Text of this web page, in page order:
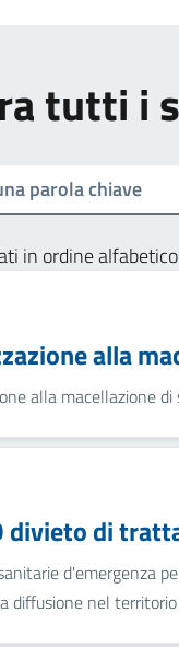
tutti i
in ordine alfabetico
alla
alla macellazione di
divieto di
d'emergenza
diffusione nel territorio